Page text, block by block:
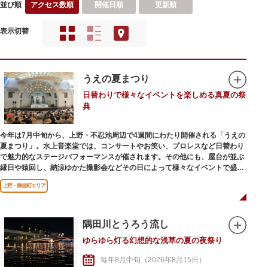
並び順 アクセス数順 開催日順 更新順
表示切替
うえの夏まつり
日替わりで様々なイベントを楽しめる真夏の祭
典
今年は7月中旬から、上野・不忍池周辺で4週間にわたり開催される「うえの
夏まつり」。水上音楽堂では、コンサートやお笑い、プロレスなど日替わり
で魅力的なステージパフォーマンスが催されます。その他にも、屋台が並ぶ
縁日や猿回し、納涼ゆかた撮影会などその日によって様々なイベントで盛り
上がります。骨董市では、掘り出し物をみつけようと多くの人々でにぎわい
ます。
上野の夏の風物詩でもある不忍池の蓮がちょうど見頃を迎えますので、こち
トを楽しみ、夜までやっている縁日まで過ごせば1日たっぷり満喫できま
す。
※各イベント内容や日程等は公式サイトでご確認の上、お出掛けください。
上野・御徒町エリア
隅田川とうろう流し
ゆらゆら灯る幻想的な浅草の夏の夜祭り
毎年8月中旬（2026年8月15日）